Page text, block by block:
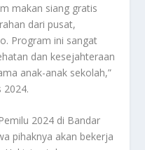
makan siang gratis
dari pusat,
Program ini sangat
dan kesejahteraan
anak-anak sekolah,”
2024.
2024 di Bandar
pihaknya akan bekerja